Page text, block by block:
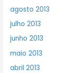
agosto 2013
julho 2013
junho 2013
maio 2013
abril 2013